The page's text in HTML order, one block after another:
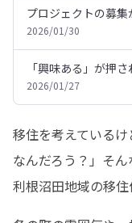
プロジェクトの募集
2026/01/30
「興味ある」が押さ
2026/01/27
移住を考えている
なんだろう？」そん
利根沼田地域の移住